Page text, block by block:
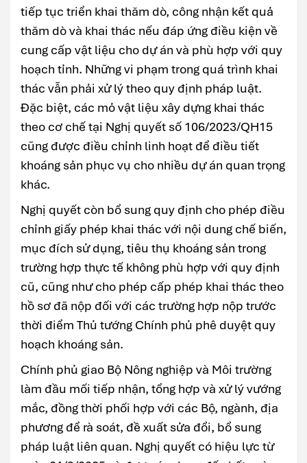
tiếp tục triển khai thăm dò, công nhận kết quả
thăm dò và khai thác nếu đáp ứng điều kiện về
cung cấp vật liệu cho dự án và phù hợp với quy
hoạch tỉnh. Những vi phạm trong quá trình khai
thác vẫn phải xử lý theo quy định pháp luật.
Đặc biệt, các mỏ vật liệu xây dựng khai thác
theo cơ chế tại Nghị quyết số 106/2023/QH15
cũng được điều chỉnh linh hoạt để điều tiết
khoáng sản phục vụ cho nhiều dự án quan trọng
khác.
Nghị quyết còn bổ sung quy định cho phép điều
chỉnh giấy phép khai thác với nội dung chế biến,
mục đích sử dụng, tiêu thụ khoáng sản trong
trường hợp thực tế không phù hợp với quy định
cũ, cũng như cho phép cấp phép khai thác theo
hồ sơ đã nộp đối với các trường hợp nộp trước
thời điểm Thủ tướng Chính phủ phê duyệt quy
hoạch khoáng sản.
Chính phủ giao Bộ Nông nghiệp và Môi trường
làm đầu mối tiếp nhận, tổng hợp và xử lý vướng
mắc, đồng thời phối hợp với các Bộ, ngành, địa
phương để rà soát, đề xuất sửa đổi, bổ sung
pháp luật liên quan. Nghị quyết có hiệu lực từ